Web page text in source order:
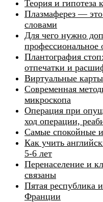
Теория и гипотеза
Плазмаферез —
словами
Для чего нужно
профессиональное
Плантография
отпечатки и
Виртуальные
Современная
микроскопа
Операция при
ход операции,
Самые спокойные
Как учить
5-6 лет
Перенаселение и
связаны
Пятая республика
Франции